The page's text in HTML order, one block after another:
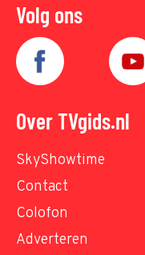
Volg ons
Over TVgids.nl
SkyShowtime
Contact
Colofon
Adverteren